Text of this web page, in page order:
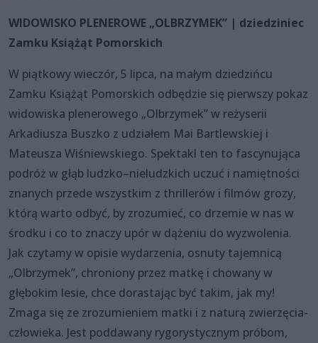
WIDOWISKO PLENEROWE „OLBRZYMEK” | dziedziniec
Zamku Książąt Pomorskich
W piątkowy wieczór, 5 lipca, na małym dziedzińcu
Zamku Książąt Pomorskich odbędzie się pierwszy pokaz
widowiska plenerowego „Olbrzymek” w reżyserii
Arkadiusza Buszko z udziałem Mai Bartlewskiej i
Mateusza Wiśniewskiego. Spektakl ten to fascynująca
podróż w głąb ludzko–nieludzkich uczuć i namiętności
znanych przede wszystkim z thrillerów i filmów grozy,
którą warto odbyć, by zrozumieć, co drzemie w nas w
środku i co to znaczy upór w dążeniu do wyzwolenia.
Jak czytamy w opisie wydarzenia, osnuty tajemnicą
„Olbrzymek”, chroniony przez matkę i chowany w
głębokim lesie, chce dorastając być takim, jak my!
Zmaga się ze zrozumieniem matki i z naturą zwierzęcia-
człowieka. Jest poddawany rygorystycznym próbom,